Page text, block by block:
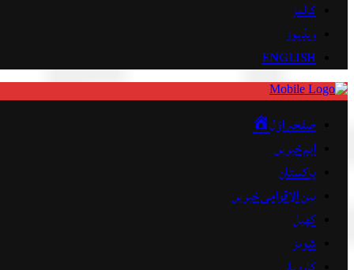
کالمز
ویڈیوز
ENGLISH
صفحہ اوّل
اہم خبریں
پاکستان
بین الاقوامی خبریں
کھیل
شوبز